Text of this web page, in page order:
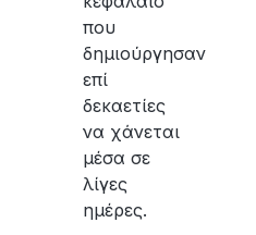
που
δημιούργησαν
επί
δεκαετίες
να χάνεται
μέσα σε
λίγες
ημέρες.